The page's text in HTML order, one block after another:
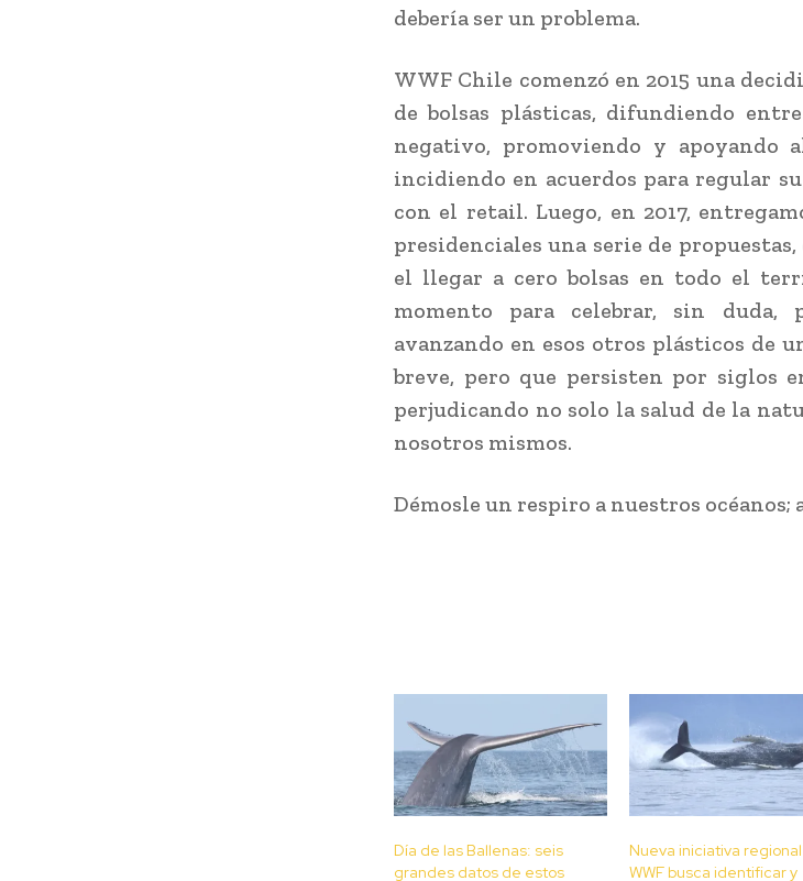
debería ser un problema.
WWF Chile comenzó en 2015 una
de bolsas plásticas, difundiendo
negativo, promoviendo y apoyando
incidiendo en acuerdos para regular
con el retail. Luego, en 2017,
presidenciales una serie de
el llegar a cero bolsas en todo el
momento para celebrar, sin duda,
avanzando en esos otros plásticos de
breve, pero que persisten por siglos
perjudicando no solo la salud de la
nosotros mismos.
Démosle un respiro a nuestros océanos;
Día de las Ballenas: seis
grandes datos de estos
Nueva iniciativa
WWF busca identificar y